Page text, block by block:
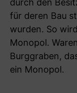
durch den
für deren Bau
wurden. So
Monopol.
Burggraben,
ein Monopol.